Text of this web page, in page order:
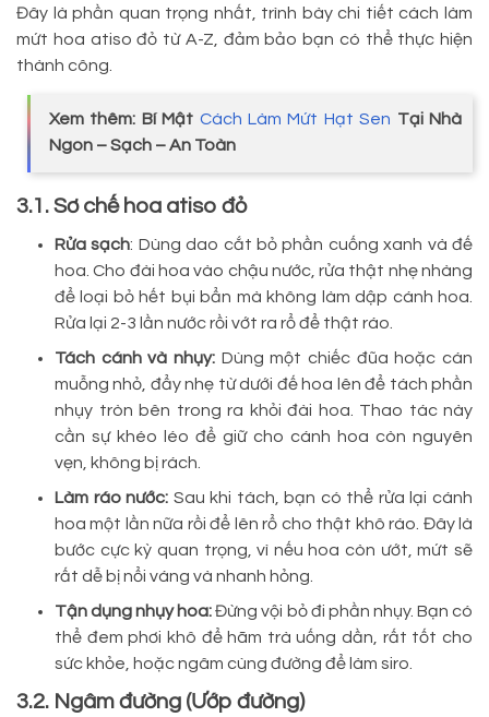
Đây là phần quan trọng nhất, trình bày chi tiết cách làm
mứt hoa atiso đỏ từ A-Z, đảm bảo bạn có thể thực hiện
thành công.
Xem thêm: Bí Mật Cách Làm Mứt Hạt Sen Tại Nhà
Ngon – Sạch – An Toàn
3.1. Sơ chế hoa atiso đỏ
Rửa sạch: Dùng dao cắt bỏ phần cuống xanh và đế
hoa. Cho đài hoa vào chậu nước, rửa thật nhẹ nhàng
để loại bỏ hết bụi bẩn mà không làm dập cánh hoa.
Rửa lại 2-3 lần nước rồi vớt ra rổ để thật ráo.
Tách cánh và nhụy: Dùng một chiếc đũa hoặc cán
muỗng nhỏ, đẩy nhẹ từ dưới đế hoa lên để tách phần
nhụy tròn bên trong ra khỏi đài hoa. Thao tác này
cần sự khéo léo để giữ cho cánh hoa còn nguyên
vẹn, không bị rách.
Làm ráo nước: Sau khi tách, bạn có thể rửa lại cánh
hoa một lần nữa rồi để lên rổ cho thật khô ráo. Đây là
bước cực kỳ quan trọng, vì nếu hoa còn ướt, mứt sẽ
rất dễ bị nổi váng và nhanh hỏng.
Tận dụng nhụy hoa:Đừng vội bỏ đi phần nhụy. Bạn có
thể đem phơi khô để hãm trà uống dần, rất tốt cho
sức khỏe, hoặc ngâm cùng đường để làm siro.
3.2. Ngâm đường (Ướp đường)